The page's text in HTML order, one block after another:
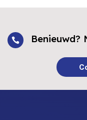
 Benieuwd?